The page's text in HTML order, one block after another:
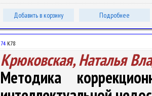
Добавить в корзину Подробнее
74 К78
Крюковская, Наталья
Методика